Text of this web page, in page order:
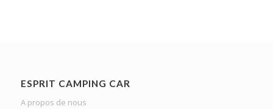
ESPRIT CAMPING CAR
A propos de nous